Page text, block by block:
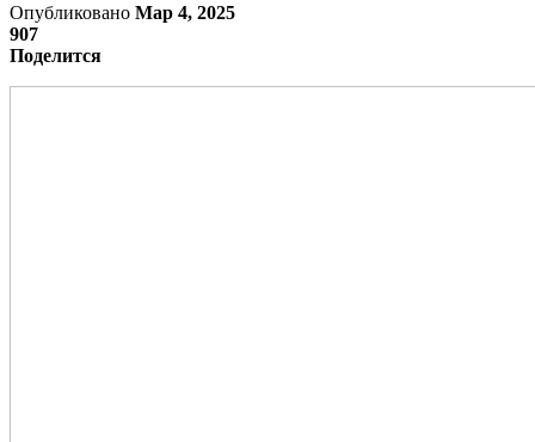
Опубликовано Мар 4, 2025
907
Поделится